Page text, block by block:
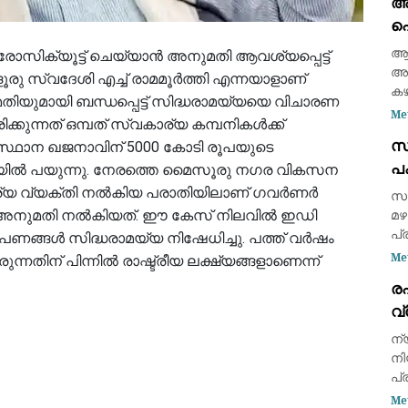
ചെയ്യാൻ അനുമതി ആവശ്യപ്പെട്ട്
സ്വദേശി എച്ച് രാമമൂർത്തി എന്നയാളാണ്
ബന്ധപ്പെട്ട് സിദ്ധരാമയ്യയെ വിചാരണ
ഒമ്പത് സ്വകാര്യ കമ്പനികൾക്ക്
ഖജനാവിന് 5000 കോടി രൂപയുടെ
പയുന്നു. നേരത്തെ മൈസൂരു നഗര വികസന
വ്യക്തി നൽകിയ പരാതിയിലാണ് ഗവർണർ
അനുമതി നൽകിയത്. ഈ കേസ് നിലവിൽ ഇഡി
സിദ്ധരാമയ്യ നിഷേധിച്ചു. പത്ത് വർഷം
പിന്നിൽ രാഷ്ട്രീയ ലക്ഷ്യങ്ങളാണെന്ന്